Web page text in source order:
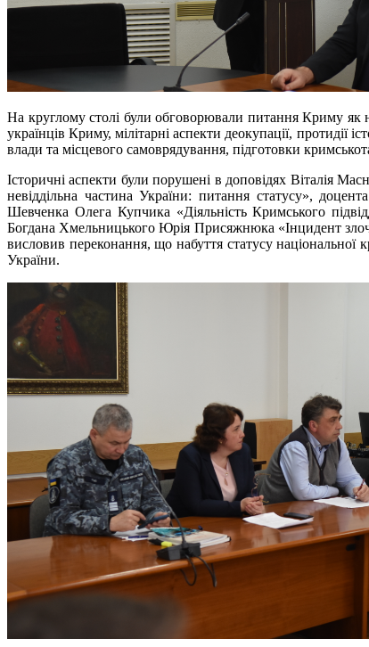
На круглому столі були обговорювали питання Криму як
українців Криму, мілітарні аспекти деокупації,
влади та місцевого самоврядування, підготовки
Історичні аспекти були порушені в доповідях Віталія
невіддільна частина України: питання статусу»,
Шевченка Олега Купчика «Діяльність Кримського
Богдана Хмельницького Юрія Присяжнюка «Інцидент
висловив переконання, що набуття статусу національної
України.